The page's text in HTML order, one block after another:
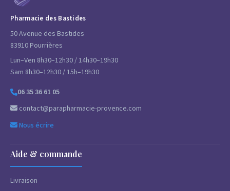
Pharmacie des Bastides
50 Avenue des Bastides
83910 Pourrières
Lun–Ven 8h30–12h30 / 14h30–19h30
Sam 8h30–12h30 / 15h–19h30
06 35 36 61 05
contact@parapharmacie-provence.com
Nous écrire
Aide & commande
Livraison